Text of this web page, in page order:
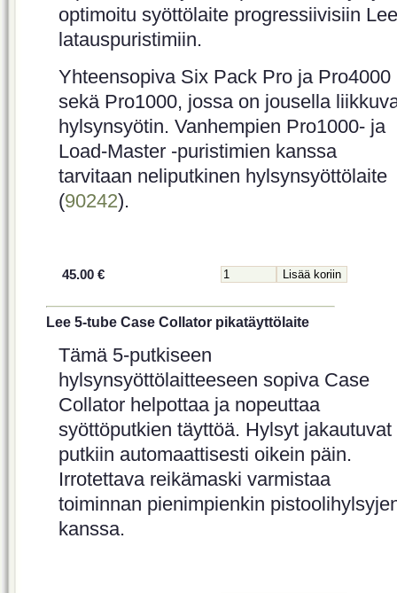
optimoitu syöttölaite progressiivisiin
latauspuristimiin.
Yhteensopiva Six Pack Pro ja Pro4000
sekä Pro1000, jossa on jousella
hylsynsyötin. Vanhempien Pro1000- ja
Load-Master -puristimien kanssa
tarvitaan neliputkinen hylsynsyöttölaite
(90242).
45.00 €
Lee 5-tube Case Collator pikatäyttölaite
Tämä 5-putkiseen
hylsynsyöttölaitteeseen sopiva Case
Collator helpottaa ja nopeuttaa
syöttöputkien täyttöä. Hylsyt jakautuvat
putkiin automaattisesti oikein päin.
Irrotettava reikämaski varmistaa
toiminnan pienimpienkin
kanssa.